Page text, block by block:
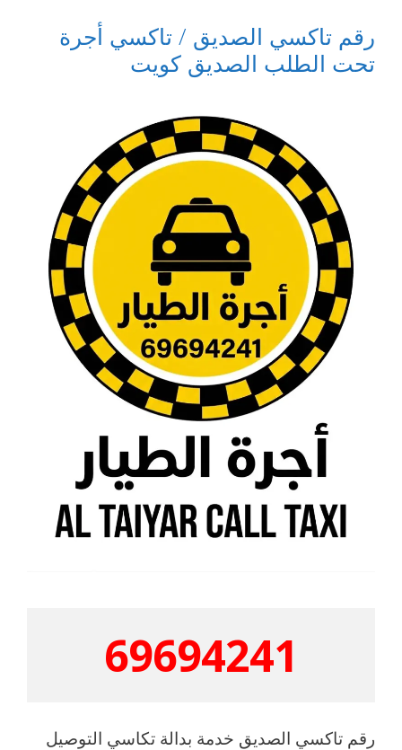
رقم تاكسي الصديق / تاكسي أجرة
تحت الطلب الصديق كويت
69694241
رقم تاكسي الصديق خدمة بدالة تكاسي التوصيل